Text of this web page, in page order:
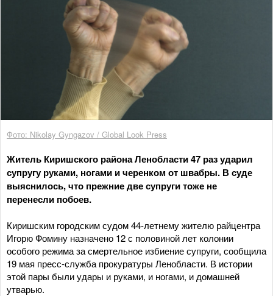
Фото: Nikolay Gyngazov / Global Look Press
Житель Киришского района Ленобласти 47 раз ударил
супругу руками, ногами и черенком от швабры. В суде
выяснилось, что прежние две супруги тоже не
перенесли побоев.
Киришским городским судом 44-летнему жителю райцентра
Игорю Фомину назначено 12 с половиной лет колонии
особого режима за смертельное избиение супруги, сообщила
19 мая пресс-служба прокуратуры Ленобласти. В истории
этой пары были удары и руками, и ногами, и домашней
утварью.